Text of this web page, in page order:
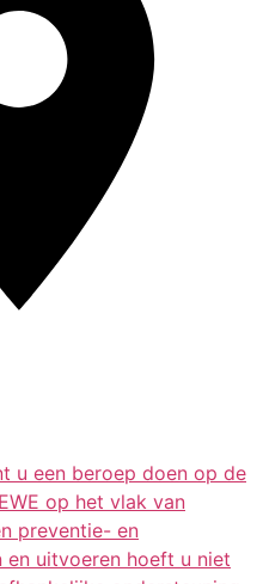
u een beroep doen op de
op het vlak van
preventie- en
uitvoeren hoeft u niet